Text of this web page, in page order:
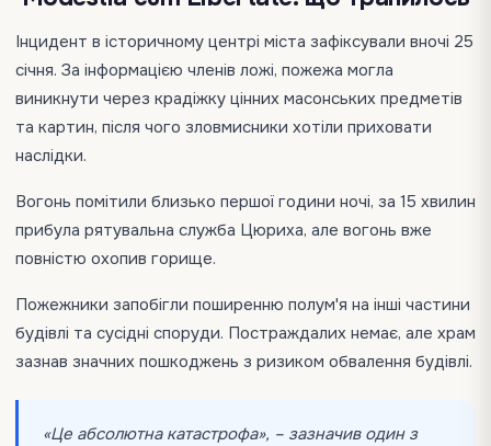
Інцидент в історичному центрі міста зафіксували вночі 25
січня. За інформацією членів ложі, пожежа могла
виникнути через крадіжку цінних масонських предметів
та картин, після чого зловмисники хотіли приховати
наслідки.
Вогонь помітили близько першої години ночі, за 15 хвилин
прибула рятувальна служба Цюриха, але вогонь вже
повністю охопив горище.
Пожежники запобігли поширенню полум'я на інші частини
будівлі та сусідні споруди. Постраждалих немає, але храм
зазнав значних пошкоджень з ризиком обвалення будівлі.
«Це абсолютна катастрофа», – зазначив один з